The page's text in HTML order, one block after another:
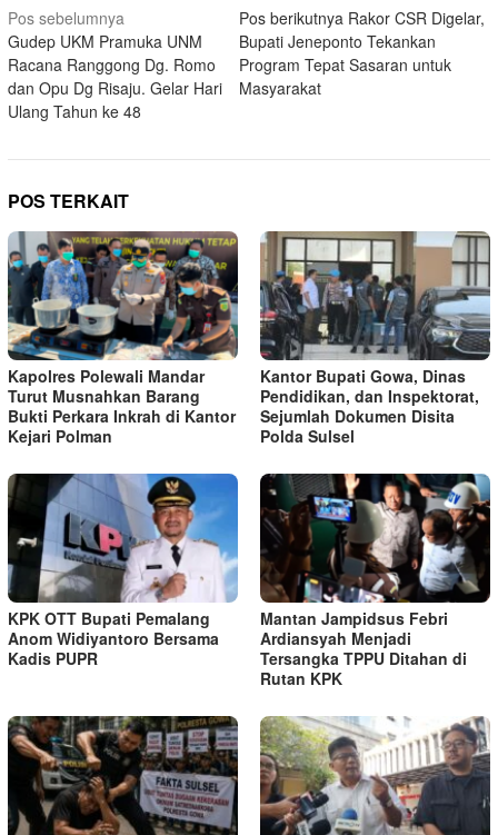
Navigasi
pos
Pos sebelumnya
Gudep UKM Pramuka UNM
Racana Ranggong Dg. Romo
dan Opu Dg Risaju. Gelar Hari
Ulang Tahun ke 48
Pos berikutnya Rakor CSR Digelar,
Bupati Jeneponto Tekankan
Program Tepat Sasaran untuk
Masyarakat
POS TERKAIT
Kapolres Polewali Mandar
Turut Musnahkan Barang
Bukti Perkara Inkrah di Kantor
Kejari Polman
Kantor Bupati Gowa, Dinas
Pendidikan, dan Inspektorat,
Sejumlah Dokumen Disita
Polda Sulsel
KPK OTT Bupati Pemalang
Anom Widiyantoro Bersama
Kadis PUPR
Mantan Jampidsus Febri
Ardiansyah Menjadi
Tersangka TPPU Ditahan di
Rutan KPK